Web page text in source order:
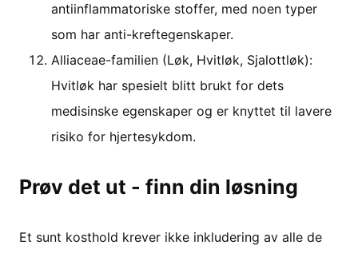
antiinflammatoriske stoffer, med noen typer
som har anti-kreftegenskaper.
Alliaceae-familien (Løk, Hvitløk, Sjalottløk):
Hvitløk har spesielt blitt brukt for dets
medisinske egenskaper og er knyttet til lavere
risiko for hjertesykdom.
Prøv det ut - finn din løsning
Et sunt kosthold krever ikke inkludering av alle de